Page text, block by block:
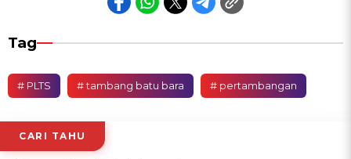
Tag
# PLTS # tambang batu bara # pertambangan
CARI TAHU